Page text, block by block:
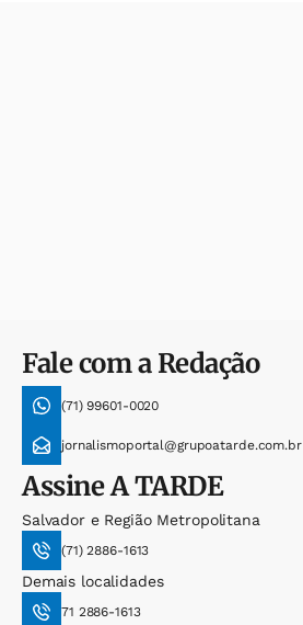
Fale com a Redação
(71) 99601-0020
jornalismoportal@grupoatarde.com.br
AssineA TARDE
Salvador e Região Metropolitana
(71) 2886-1613
Demais localidades
71 2886-1613